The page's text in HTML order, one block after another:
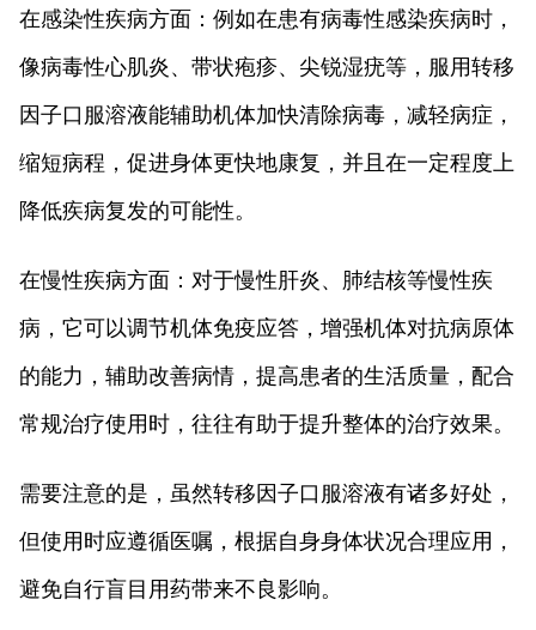
在感染性疾病方面：例如在患有病毒性感染疾病时，
像病毒性心肌炎、带状疱疹、尖锐湿疣等，服用转移
因子口服溶液能辅助机体加快清除病毒，减轻病症，
缩短病程，促进身体更快地康复，并且在一定程度上
降低疾病复发的可能性。
在慢性疾病方面：对于慢性肝炎、肺结核等慢性疾
病，它可以调节机体免疫应答，增强机体对抗病原体
的能力，辅助改善病情，提高患者的生活质量，配合
常规治疗使用时，往往有助于提升整体的治疗效果。
需要注意的是，虽然转移因子口服溶液有诸多好处，
但使用时应遵循医嘱，根据自身身体状况合理应用，
避免自行盲目用药带来不良影响。